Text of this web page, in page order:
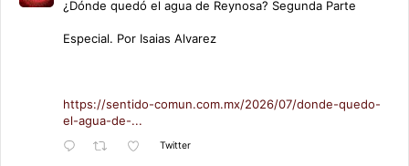
¿Dónde quedó el agua de Reynosa? Segunda Parte
Especial. Por Isaias Alvarez
https://sentido-comun.com.mx/2026/07/donde-quedo-
el-agua-de-...
Twitter